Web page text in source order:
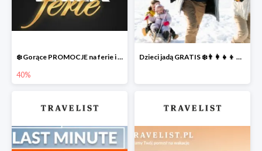
❄️ Gorące PROMOCJE na ferie i nie tylko
40%
Dzieci jadą GRATIS ❄️👨‍👩‍👧‍👦 NOWE okazje